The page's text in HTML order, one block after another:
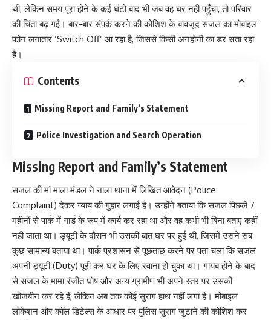
थी, लेकिन समय पूरा होने के कई घंटों बाद भी जब वह घर नहीं पहुँचा, तो परिवार
की चिंता बढ़ गई। बार-बार संपर्क करने की कोशिश के बावजूद सजल का मोबाइल
फोन लगातार ‘Switch Off’ आ रहा है, जिससे किसी अनहोनी का डर सता रहा
है।
Contents
Missing Report and Family’s Statement
Police Investigation and Search Operation
Missing Report and Family’s Statement
सजल की मां माला मंडल ने नाला थाना में लिखित आवेदन (Police
Complaint) देकर न्याय की गुहार लगाई है। उन्होंने बताया कि सजल पिछले 7
महीनों से पार्क में गार्ड के रूप में कार्य कर रहा था और वह कभी भी बिना बताए कहीं
नहीं जाता था। ड्यूटी के दौरान भी उसकी बात घर पर हुई थी, जिसमें उसने सब
कुछ सामान्य बताया था। पार्क प्रशासन से पूछताछ करने पर पता चला कि सजल
अपनी ड्यूटी (Duty) पूरी कर घर के लिए रवाना हो चुका था। गायब होने के बाद
से सजल के मामा रंजीत घोष और अन्य ग्रामीण भी अपने स्तर पर उसकी
खोजबीन कर रहे हैं, लेकिन अब तक कोई सुराग हाथ नहीं लगा है। मोबाइल
लोकेशन और कॉल डिटेल्स के आधार पर पुलिस सुराग जुटाने की कोशिश कर